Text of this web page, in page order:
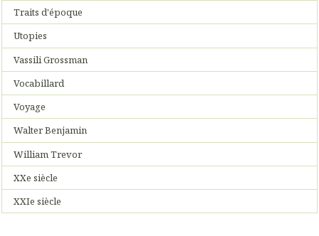
Traits d'époque
Utopies
Vassili Grossman
Vocabillard
Voyage
Walter Benjamin
William Trevor
XXe siècle
XXIe siècle